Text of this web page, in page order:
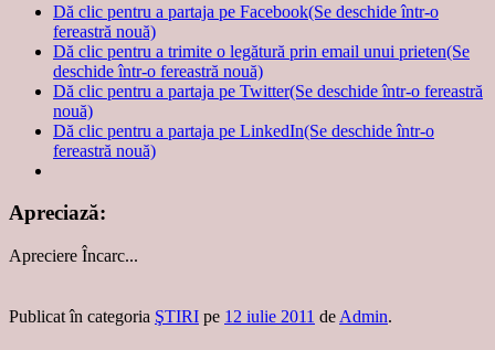
Dă clic pentru a partaja pe Facebook(Se deschide într-o
fereastră nouă)
Dă clic pentru a trimite o legătură prin email unui prieten(Se
deschide într-o fereastră nouă)
Dă clic pentru a partaja pe Twitter(Se deschide într-o fereastră
nouă)
Dă clic pentru a partaja pe LinkedIn(Se deschide într-o
fereastră nouă)
Apreciază:
Apreciere Încarc...
Publicat în categoria ŞTIRI pe 12 iulie 2011 de Admin.